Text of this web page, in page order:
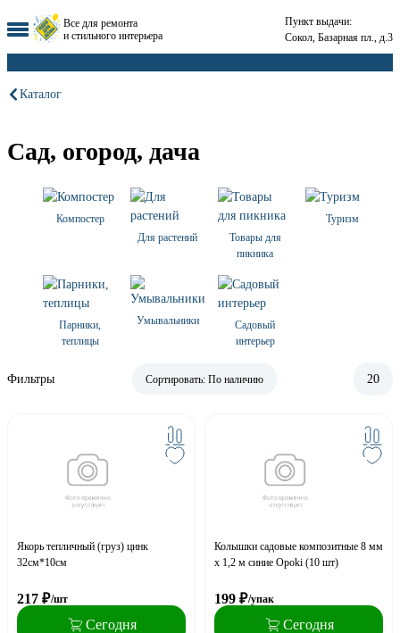
Все для ремонта
и стильного интерьера
Пункт выдачи:
Сокол, Базарная пл., д.3
Каталог
Сад, огород, дача
Компостер
Для растений
Товары для
пикника
Туризм
Парники,
теплицы
Умывальники
Садовый
интерьер
Фильтры Сортировать: По наличию 20
Якорь тепличный (груз) цинк
32см*10см
217 ₽/шт
Сегодня
Колышки садовые композитные 8 мм
х 1,2 м синие Opoki (10 шт)
199 ₽/упак
Сегодня